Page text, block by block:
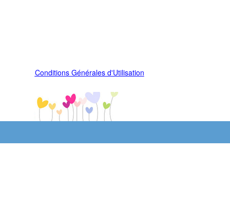
Conditions Générales d'Utilisation